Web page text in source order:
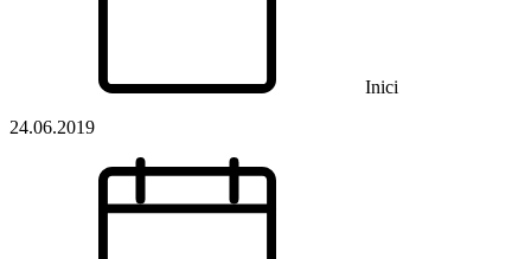
Inici
24.06.2019